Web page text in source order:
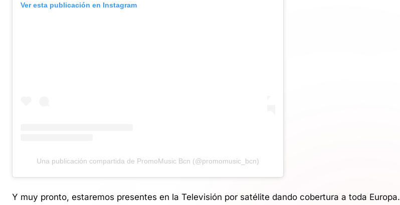
Ver esta publicación en Instagram
Una publicación compartida de PromoMusic Bcn (@promomusic_bcn)
Y muy pronto, estaremos presentes en la Televisión por satélite dando cobertura a toda Europa.